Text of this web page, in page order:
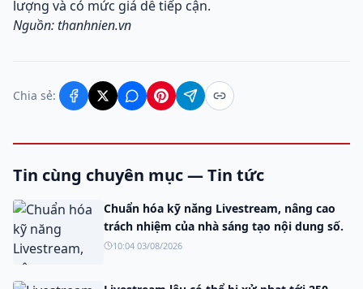
lượng và có mức giá dễ tiếp cận.
Nguồn: thanhnien.vn
Chia sẻ:
Tin cùng chuyên mục — Tin tức
Chuẩn hóa kỹ năng Livestream, nâng cao
trách nhiệm của nhà sáng tạo nội dung số.
10:04 03/08/2026